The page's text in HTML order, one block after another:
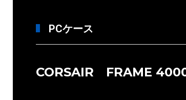
PCケース
CORSAIR FRAME